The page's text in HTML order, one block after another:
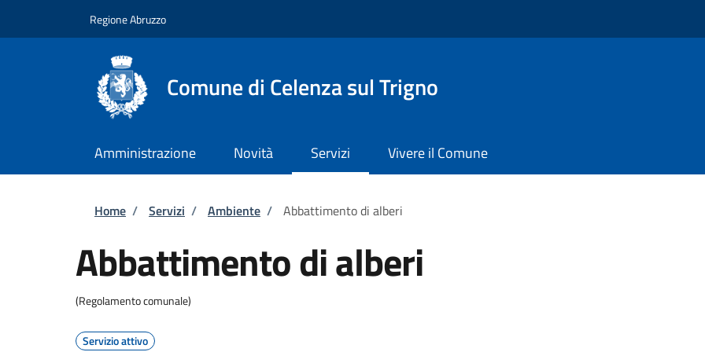
Regione Abruzzo
Comune di Celenza sul Trigno
Amministrazione Novità Servizi Vivere il Comune
Briciole di pane
Home / Servizi / Ambiente / Abbattimento di alberi
Abbattimento di alberi
(Regolamento comunale)
Servizio attivo